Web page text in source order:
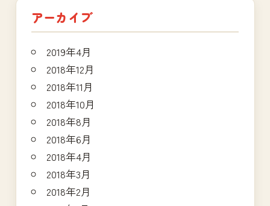
アーカイブ
2019年4月
2018年12月
2018年11月
2018年10月
2018年8月
2018年6月
2018年4月
2018年3月
2018年2月